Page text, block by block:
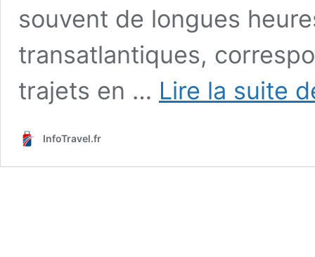
souvent de longues
transatlantiques,
trajets en … Lire la suite
InfoTravel.fr